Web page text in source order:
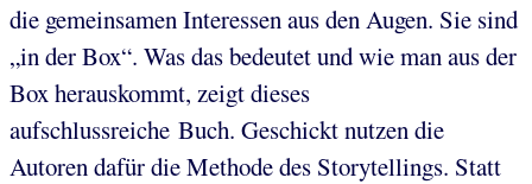
die gemeinsamen Interessen aus den Augen. Sie sind
„in der Box“. Was das bedeutet und wie man aus der
Box herauskommt, zeigt dieses
aufschlussreiche Buch. Geschickt nutzen die
Autoren dafür die Methode des Storytellings. Statt